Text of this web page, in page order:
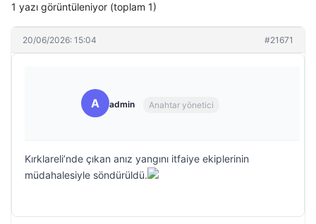
1 yazı görüntüleniyor (toplam 1)
20/06/2026: 15:04 #21671
A admin Anahtar yönetici
Kırklareli’nde çıkan anız yangını itfaiye ekiplerinin
müdahalesiyle söndürüldü.